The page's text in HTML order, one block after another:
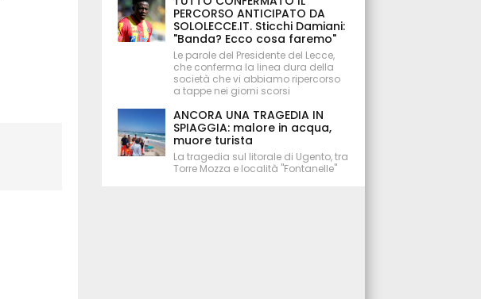
PERCORSO ANTICIPATO DA
SOLOLECCE.IT. Sticchi Damiani:
"Banda? Ecco cosa faremo"
Le parole del Presidente del Lecce,
che conferma la linea dura della
società che vi abbiamo ripercorso
a tappe nei giorni scorsi
ANCORA UNA TRAGEDIA IN
SPIAGGIA: malore in acqua,
muore turista
La tragedia sul litorale di Ugento, tra
Torre Mozza e località "Fontanelle"